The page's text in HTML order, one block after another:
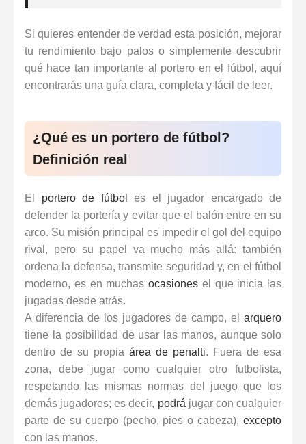
Si quieres entender de verdad esta posición, mejorar
tu rendimiento bajo palos o simplemente descubrir
qué hace tan importante al portero en el fútbol, aquí
encontrarás una guía clara, completa y fácil de leer.
¿Qué es un portero de fútbol?
Definición real
El portero de fútbol
es el jugador encargado de
defender la portería y evitar que el balón entre en su
arco. Su misión principal es impedir el gol del equipo
rival, pero su papel va mucho más allá: también
ordena la defensa, transmite seguridad y, en el fútbol
moderno, es en muchas ocasiones el que inicia las
jugadas desde atrás.
A diferencia de los jugadores de campo, el arquero
tiene la posibilidad de usar las manos, aunque solo
dentro de su propia área de penalti. Fuera de esa
zona, debe jugar como cualquier otro futbolista,
respetando las mismas normas del juego que los
demás jugadores; es decir, podrá jugar con cualquier
parte de su cuerpo (pecho, pies o cabeza), excepto
con las manos.